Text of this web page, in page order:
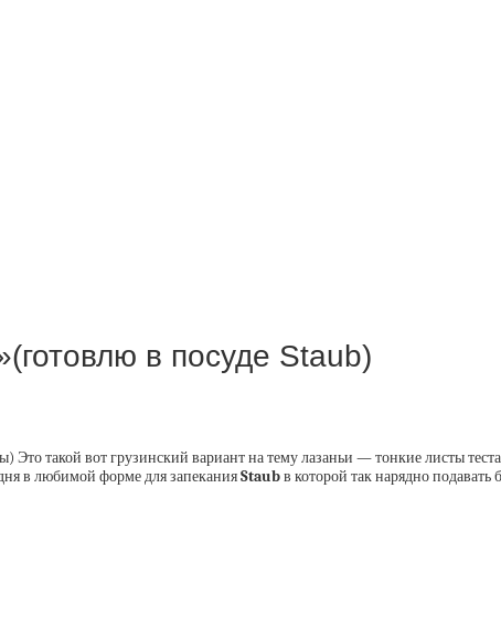
в посуде Staub)
Это такой вот грузинский вариант на тему лазаньи — тонкие листы
в любимой форме для запеканияStaubв которой так нарядно